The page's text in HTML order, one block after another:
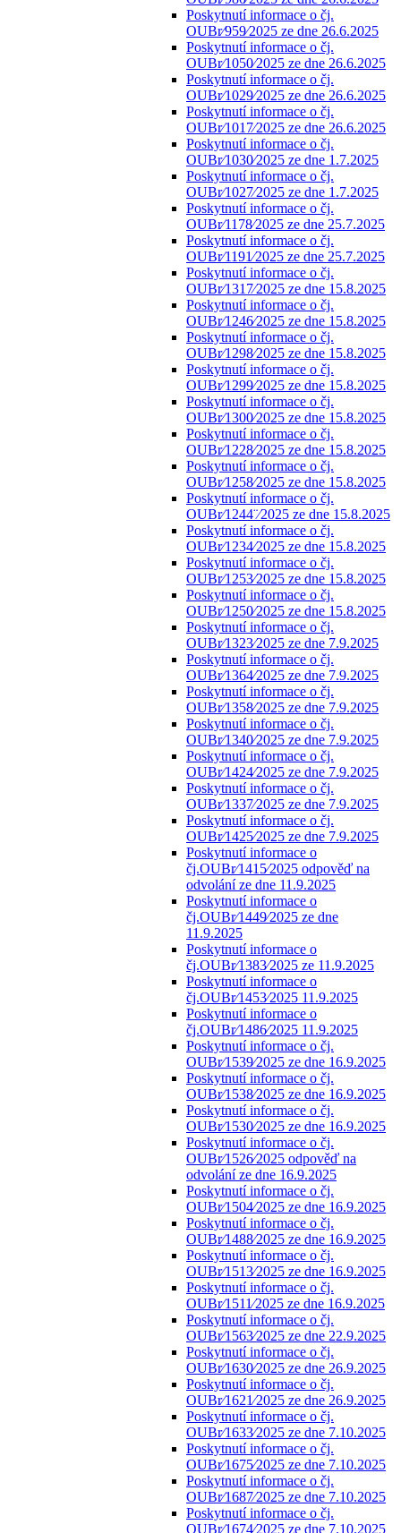
Poskytnutí informace o čj.
OUBr⁄959⁄2025 ze dne 26.6.2025
Poskytnutí informace o čj.
OUBr⁄1050⁄2025 ze dne 26.6.2025
Poskytnutí informace o čj.
OUBr⁄1029⁄2025 ze dne 26.6.2025
Poskytnutí informace o čj.
OUBr⁄1017⁄2025 ze dne 26.6.2025
Poskytnutí informace o čj.
OUBr⁄1030⁄2025 ze dne 1.7.2025
Poskytnutí informace o čj.
OUBr⁄1027⁄2025 ze dne 1.7.2025
Poskytnutí informace o čj.
OUBr⁄1178⁄2025 ze dne 25.7.2025
Poskytnutí informace o čj.
OUBr⁄1191⁄2025 ze dne 25.7.2025
Poskytnutí informace o čj.
OUBr⁄1317⁄2025 ze dne 15.8.2025
Poskytnutí informace o čj.
OUBr⁄1246⁄2025 ze dne 15.8.2025
Poskytnutí informace o čj.
OUBr⁄1298⁄2025 ze dne 15.8.2025
Poskytnutí informace o čj.
OUBr⁄1299⁄2025 ze dne 15.8.2025
Poskytnutí informace o čj.
OUBr⁄1300⁄2025 ze dne 15.8.2025
Poskytnutí informace o čj.
OUBr⁄1228⁄2025 ze dne 15.8.2025
Poskytnutí informace o čj.
OUBr⁄1258⁄2025 ze dne 15.8.2025
Poskytnutí informace o čj.
OUBr⁄1244¨⁄2025 ze dne 15.8.2025
Poskytnutí informace o čj.
OUBr⁄1234⁄2025 ze dne 15.8.2025
Poskytnutí informace o čj.
OUBr⁄1253⁄2025 ze dne 15.8.2025
Poskytnutí informace o čj.
OUBr⁄1250⁄2025 ze dne 15.8.2025
Poskytnutí informace o čj.
OUBr⁄1323⁄2025 ze dne 7.9.2025
Poskytnutí informace o čj.
OUBr⁄1364⁄2025 ze dne 7.9.2025
Poskytnutí informace o čj.
OUBr⁄1358⁄2025 ze dne 7.9.2025
Poskytnutí informace o čj.
OUBr⁄1340⁄2025 ze dne 7.9.2025
Poskytnutí informace o čj.
OUBr⁄1424⁄2025 ze dne 7.9.2025
Poskytnutí informace o čj.
OUBr⁄1337⁄2025 ze dne 7.9.2025
Poskytnutí informace o čj.
OUBr⁄1425⁄2025 ze dne 7.9.2025
Poskytnutí informace o
čj.OUBr⁄1415⁄2025 odpověď na
odvolání ze dne 11.9.2025
Poskytnutí informace o
čj.OUBr⁄1449⁄2025 ze dne
11.9.2025
Poskytnutí informace o
čj.OUBr⁄1383⁄2025 ze 11.9.2025
Poskytnutí informace o
čj.OUBr⁄1453⁄2025 11.9.2025
Poskytnutí informace o
čj.OUBr⁄1486⁄2025 11.9.2025
Poskytnutí informace o čj.
OUBr⁄1539⁄2025 ze dne 16.9.2025
Poskytnutí informace o čj.
OUBr⁄1538⁄2025 ze dne 16.9.2025
Poskytnutí informace o čj.
OUBr⁄1530⁄2025 ze dne 16.9.2025
Poskytnutí informace o čj.
OUBr⁄1526⁄2025 odpověď na
odvolání ze dne 16.9.2025
Poskytnutí informace o čj.
OUBr⁄1504⁄2025 ze dne 16.9.2025
Poskytnutí informace o čj.
OUBr⁄1488⁄2025 ze dne 16.9.2025
Poskytnutí informace o čj.
OUBr⁄1513⁄2025 ze dne 16.9.2025
Poskytnutí informace o čj.
OUBr⁄1511⁄2025 ze dne 16.9.2025
Poskytnutí informace o čj.
OUBr⁄1563⁄2025 ze dne 22.9.2025
Poskytnutí informace o čj.
OUBr⁄1630⁄2025 ze dne 26.9.2025
Poskytnutí informace o čj.
OUBr⁄1621⁄2025 ze dne 26.9.2025
Poskytnutí informace o čj.
OUBr⁄1633⁄2025 ze dne 7.10.2025
Poskytnutí informace o čj.
OUBr⁄1675⁄2025 ze dne 7.10.2025
Poskytnutí informace o čj.
OUBr⁄1687⁄2025 ze dne 7.10.2025
Poskytnutí informace o čj.
OUBr⁄1674⁄2025 ze dne 7.10.2025